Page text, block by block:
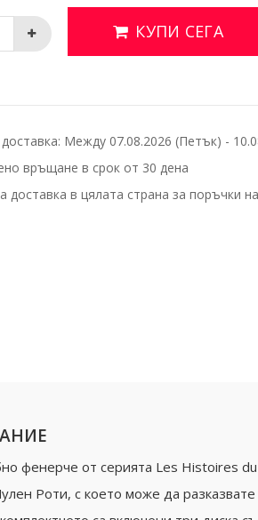
КУПИ СЕГА
Между 07.08.2026 (Петък) -
връщане в срок от 30 дена
доставка в цялата страна за поръчки
фенерче от серията Les Histoires du
Роти, с което може да